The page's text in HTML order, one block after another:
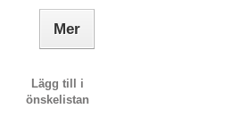
Mer
Lägg till i
önskelistan